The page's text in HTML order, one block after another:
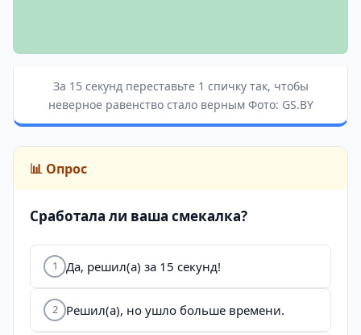
За 15 секунд переставьте 1 спичку так, чтобы
неверное равенство стало верным Фото: GS.BY
📊 Опрос
Сработала ли ваша смекалка?
1 Да, решил(а) за 15 секунд!
2 Решил(а), но ушло больше времени.